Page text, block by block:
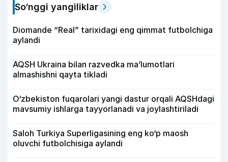
So‘nggi yangiliklar
Diomande “Real” tarixidagi eng qimmat futbolchiga
aylandi
AQSH Ukraina bilan razvedka ma’lumotlari
almashishni qayta tikladi
O‘zbekiston fuqarolari yangi dastur orqali AQSHdagi
mavsumiy ishlarga tayyorlanadi va joylashtiriladi
Saloh Turkiya Superligasining eng ko‘p maosh
oluvchi futbolchisiga aylandi